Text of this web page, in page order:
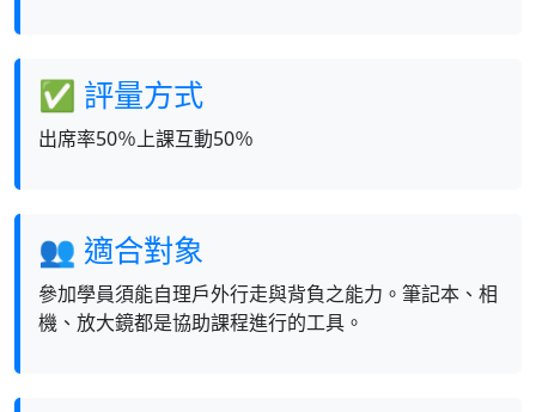
✅ 評量方式
出席率50％上課互動50％
👥 適合對象
參加學員須能自理戶外行走與背負之能力。筆記本、相
機、放大鏡都是協助課程進行的工具。